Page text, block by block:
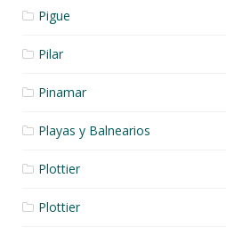
Pigue
Pilar
Pinamar
Playas y Balnearios
Plottier
Plottier